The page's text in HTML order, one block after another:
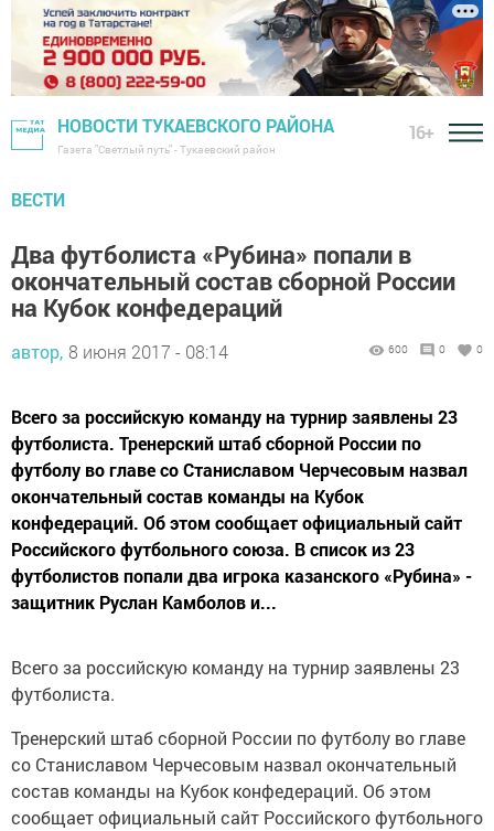
НОВОСТИ ТУКАЕВСКОГО РАЙОНА
Газета "Светлый путь" - Тукаевский район
16+
ВЕСТИ
Два футболиста «Рубина» попали в
окончательный состав сборной России
на Кубок конфедераций
автор, 8 июня 2017 - 08:14 600 0 0
Всего за российскую команду на турнир заявлены 23
футболиста. Тренерский штаб сборной России по
футболу во главе со Станиславом Черчесовым назвал
окончательный состав команды на Кубок
конфедераций. Об этом сообщает официальный сайт
Российского футбольного союза. В список из 23
футболистов попали два игрока казанского «Рубина» -
защитник Руслан Камболов и...
Всего за российскую команду на турнир заявлены 23
футболиста.
Тренерский штаб сборной России по футболу во главе
со Станиславом Черчесовым назвал окончательный
состав команды на Кубок конфедераций. Об этом
сообщает официальный сайт Российского футбольного